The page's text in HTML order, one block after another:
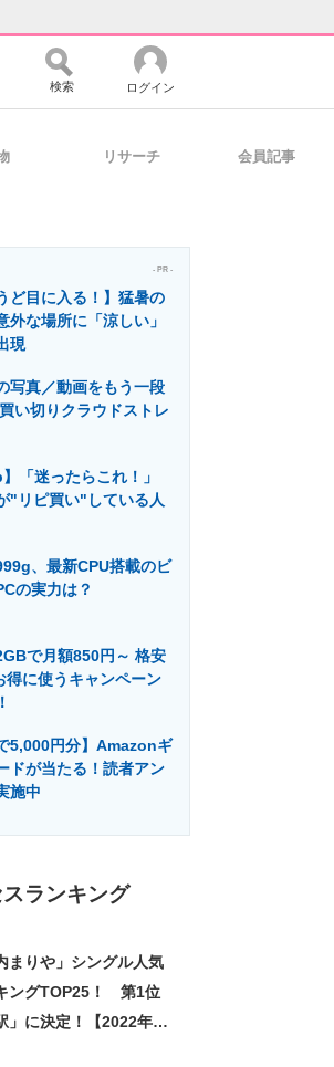
ケ×ITの今がよく分かる
×テクノロジーの最前線
検索 ログイン
リサーチ 会員記事
- PR -
ど目に入る！】猛暑の
外な場所に「涼しい」
現
写真／動画をもう一段
い切りクラウドストレ
】「迷ったらこれ！」
"リピ買い"している人
、最新CPU搭載のビ
の実力は？
で月額850円～ 格安
得に使うキャンペーン
5,000円分】Amazonギ
ドが当たる！読者アン
施中
スランキング
まりや」シングル人気
ングTOP25！ 第1位
」に決定！【2022年最